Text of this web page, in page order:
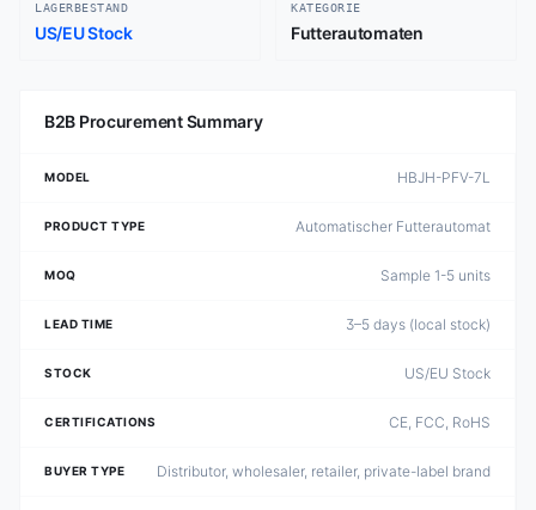
LAGERBESTAND
US/EU Stock
KATEGORIE
Futterautomaten
B2B Procurement Summary
MODEL HBJH-PFV-7L
PRODUCT TYPE Automatischer Futterautomat
MOQ Sample 1-5 units
LEAD TIME 3–5 days (local stock)
STOCK US/EU Stock
CERTIFICATIONS CE, FCC, RoHS
BUYER TYPE Distributor, wholesaler, retailer, private-label brand